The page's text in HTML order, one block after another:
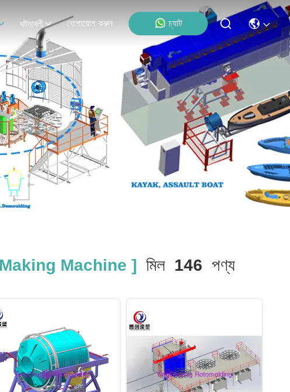
ঘটনাবলী যোগাযোগ করুন চ্যাট
Machine ] মিল 146 পণ্য